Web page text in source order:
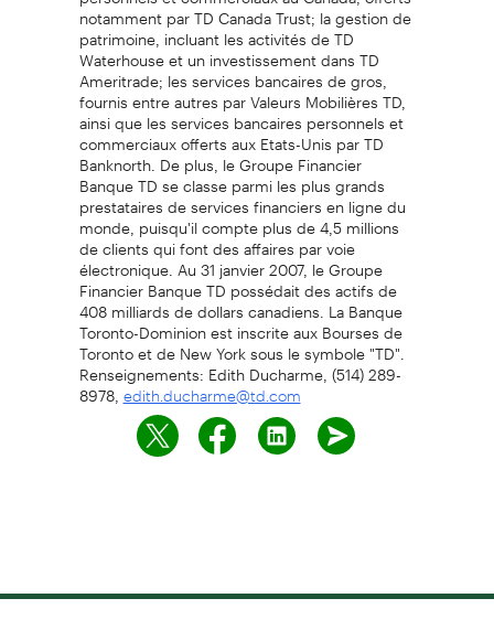
notamment par TD Canada Trust; la gestion de
patrimoine, incluant les activités de TD
Waterhouse et un investissement dans TD
Ameritrade; les services bancaires de gros,
fournis entre autres par Valeurs Mobilières TD,
ainsi que les services bancaires personnels et
commerciaux offerts aux Etats-Unis par TD
Banknorth. De plus, le Groupe Financier
Banque TD se classe parmi les plus grands
prestataires de services financiers en ligne du
monde, puisqu'il compte plus de 4,5 millions
de clients qui font des affaires par voie
électronique. Au 31 janvier 2007, le Groupe
Financier Banque TD possédait des actifs de
408 milliards de dollars canadiens. La Banque
Toronto-Dominion est inscrite aux Bourses de
Toronto et de New York sous le symbole "TD".
Renseignements: Edith Ducharme, (514) 289-
8978,edith.ducharme@td.com